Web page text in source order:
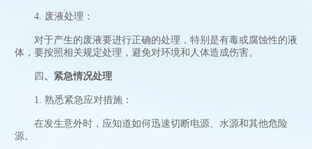
4. 废液处理：
对于产生的废液要进行正确的处理，特别是有毒或腐蚀性的液
体，要按照相关规定处理，避免对环境和人体造成伤害。
四 、紧急情况处理
1. 熟悉紧急应对措施：
在发生意外时，应知道如何迅速切断电源、水源和其他危险
源。